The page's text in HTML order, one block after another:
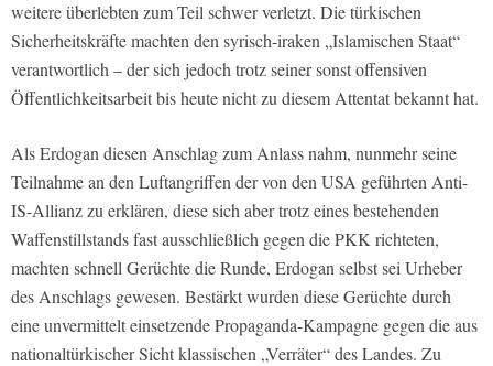
weitere überlebten zum Teil schwer verletzt. Die türkischen
Sicherheitskräfte machten den syrisch-iraken „Islamischen Staat“
verantwortlich – der sich jedoch trotz seiner sonst offensiven
Öffentlichkeitsarbeit bis heute nicht zu diesem Attentat bekannt hat.
Als Erdogan diesen Anschlag zum Anlass nahm, nunmehr seine
Teilnahme an den Luftangriffen der von den USA geführten Anti-
IS-Allianz zu erklären, diese sich aber trotz eines bestehenden
Waffenstillstands fast ausschließlich gegen die PKK richteten,
machten schnell Gerüchte die Runde, Erdogan selbst sei Urheber
des Anschlags gewesen. Bestärkt wurden diese Gerüchte durch
eine unvermittelt einsetzende Propaganda-Kampagne gegen die aus
nationaltürkischer Sicht klassischen „Verräter“ des Landes. Zu